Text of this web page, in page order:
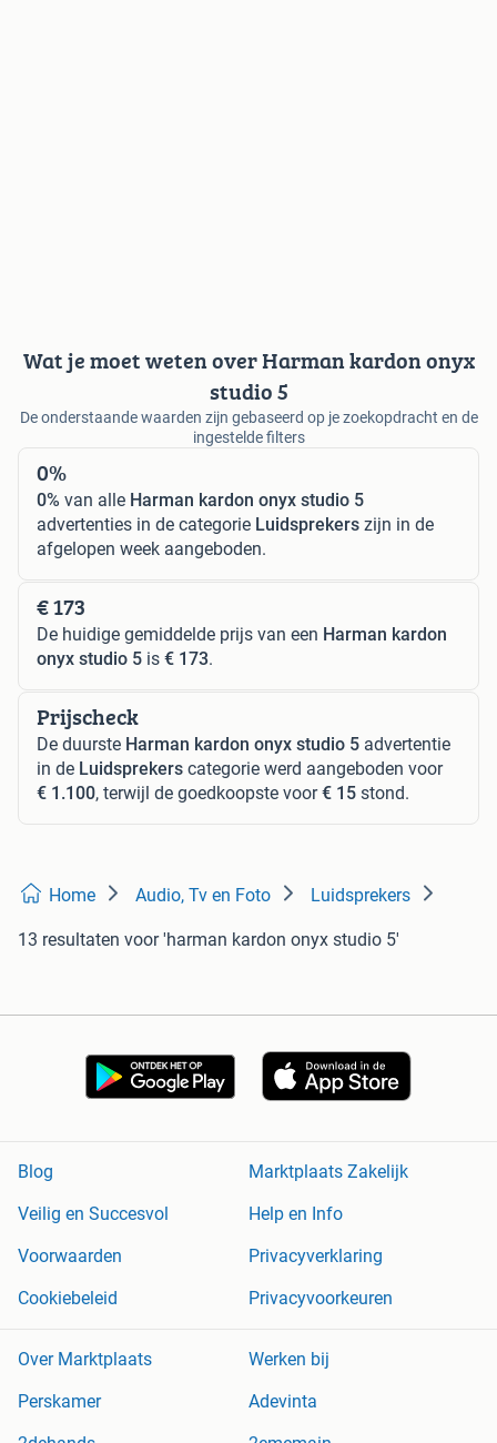
Wat je moet weten over Harman kardon onyx
studio 5
De onderstaande waarden zijn gebaseerd op je zoekopdracht en de
ingestelde filters
0%
0% van alle Harman kardon onyx studio 5
advertenties in de categorie Luidsprekers zijn in de
afgelopen week aangeboden.
€ 173
De huidige gemiddelde prijs van een Harman kardon
onyx studio 5 is € 173.
Prijscheck
De duurste Harman kardon onyx studio 5 advertentie
in de Luidsprekers categorie werd aangeboden voor
€ 1.100, terwijl de goedkoopste voor€ 15 stond.
Home Audio, Tv en Foto Luidsprekers
13 resultaten voor 'harman kardon onyx studio 5'
Blog
Marktplaats Zakelijk
Veilig en Succesvol
Help en Info
Voorwaarden
Privacyverklaring
Cookiebeleid
Privacyvoorkeuren
Over Marktplaats
Werken bij
Perskamer
Adevinta